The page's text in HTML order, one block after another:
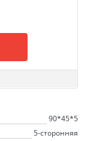
90*45*5
5-сторонняя